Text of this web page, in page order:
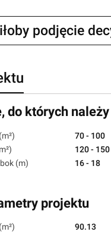
podjęcie
do których
70 - 100
120 - 150
(m)
16 - 18
projektu
90.13